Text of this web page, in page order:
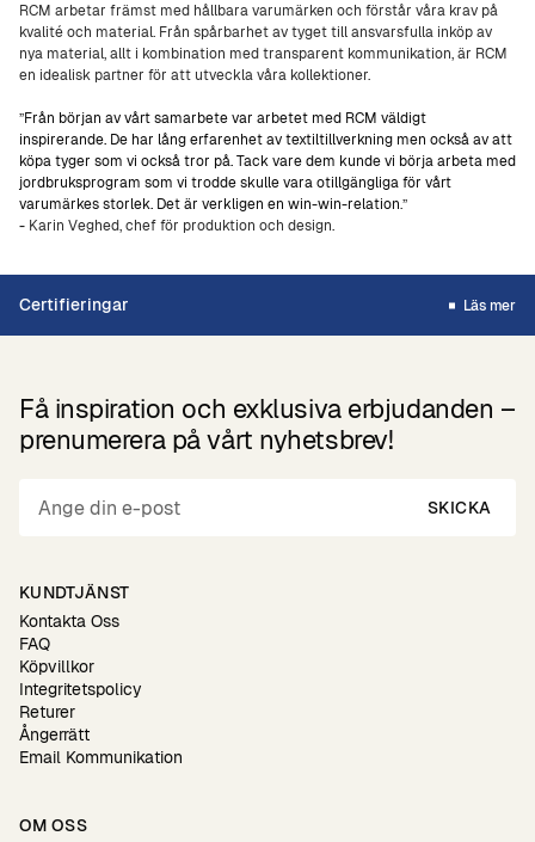
RCM arbetar främst med hållbara varumärken och förstår våra krav på
kvalité och material. Från spårbarhet av tyget till ansvarsfulla inköp av
nya material, allt i kombination med transparent kommunikation, är RCM
en idealisk partner för att utveckla våra kollektioner.
”Från början av vårt samarbete var arbetet med RCM väldigt
inspirerande. De har lång erfarenhet av textiltillverkning men också av att
köpa tyger som vi också tror på. Tack vare dem kunde vi börja arbeta med
jordbruksprogram som vi trodde skulle vara otillgängliga för vårt
varumärkes storlek. Det är verkligen en win-win-relation.”
- Karin Veghed, chef för produktion och design.
Certifieringar Läs mer
Få inspiration och exklusiva erbjudanden –
prenumerera på vårt nyhetsbrev!
SKICKA
KUNDTJÄNST
Kontakta Oss
FAQ
Köpvillkor
Integritetspolicy
Returer
Ångerrätt
Email Kommunikation
OM OSS